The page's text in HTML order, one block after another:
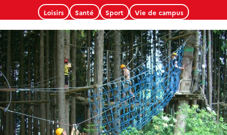
Loisirs Santé Sport Vie de campus